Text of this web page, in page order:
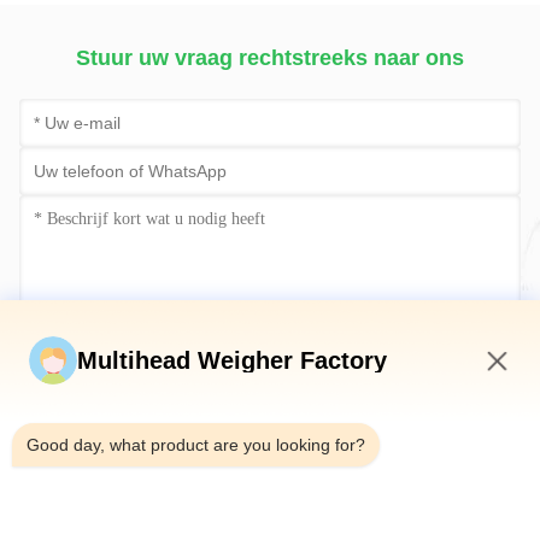
Stuur uw vraag rechtstreeks naar ons
Stuur nu
Multihead Weigher Factory
Good day, what product are you looking for?